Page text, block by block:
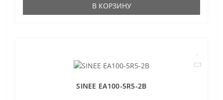
В КОРЗИНУ
SINEE EA100-5R5-2B